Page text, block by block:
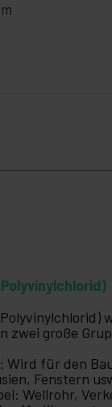
zwei große
Wird für den
Fenstern
Wellrohr,